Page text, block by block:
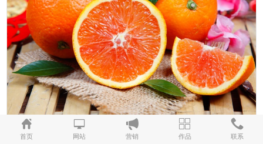
首页 网站 营销 作品 联系
资中第三届血橙节邀请函H5制作